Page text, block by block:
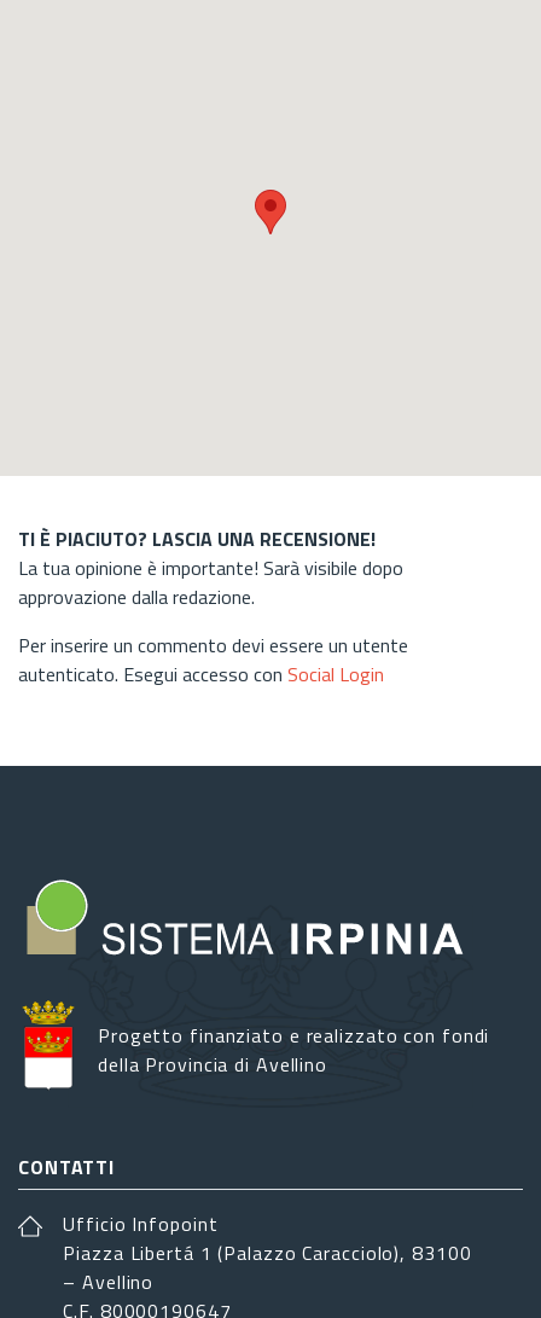
TI È PIACIUTO? LASCIA UNA RECENSIONE!
La tua opinione è importante! Sarà visibile dopo
approvazione dalla redazione.
Per inserire un commento devi essere un utente
autenticato. Esegui accesso con Social Login
Progetto finanziato e realizzato con fondi
della Provincia di Avellino
CONTATTI
Ufficio Infopoint
Piazza Libertá 1 (Palazzo Caracciolo), 83100
– Avellino
C.F. 80000190647